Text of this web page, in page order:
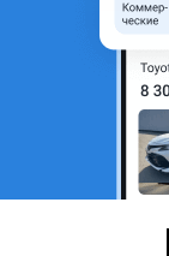
3748
Цепь грм